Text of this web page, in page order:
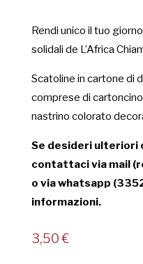
Rendi unico il tuo
solidali de L’Africa
Scatoline in cartone di
comprese di
nastrino colorato
Se desideri ulteriori
contattaci via mail
o via whatsapp
informazioni.
3,50€